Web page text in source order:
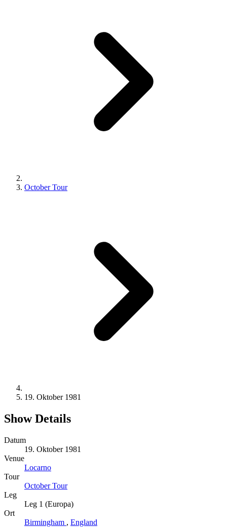
October Tour
19. Oktober 1981
Show Details
Datum
19. Oktober 1981
Venue
Locarno
Tour
October Tour
Leg
Leg 1 (Europa)
Ort
Birmingham , England